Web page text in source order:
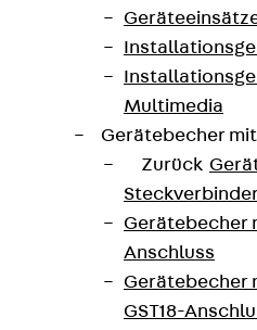
Multimedia
Gerätebecher
Zurück
Gerätebecher
Anschluss
Gerätebecher
GST18-